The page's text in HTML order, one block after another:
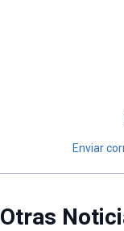
Enviar
Otras